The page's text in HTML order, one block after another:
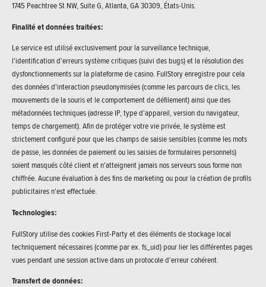
1745 Peachtree St NW, Suite G, Atlanta, GA 30309, États-Unis.
Finalité et données traitées:
Le service est utilisé exclusivement pour la surveillance technique,
l'identification d'erreurs système critiques (suivi des bugs) et la résolution des
dysfonctionnements sur la plateforme de casino. FullStory enregistre pour cela
des données d'interaction pseudonymisées (comme les parcours de clics, les
mouvements de la souris et le comportement de défilement) ainsi que des
métadonnées techniques (adresse IP, type d'appareil, version du navigateur,
temps de chargement). Afin de protéger votre vie privée, le système est
strictement configuré pour que les champs de saisie sensibles (comme les mots
de passe, les données de paiement ou les saisies de formulaires personnels)
soient masqués côté client et n'atteignent jamais nos serveurs sous forme non
chiffrée. Aucune évaluation à des fins de marketing ou pour la création de profils
publicitaires n'est effectuée.
Technologies:
FullStory utilise des cookies First-Party et des éléments de stockage local
techniquement nécessaires (comme par ex. fs_uid) pour lier les différentes pages
vues pendant une session active dans un protocole d'erreur cohérent.
Transfert de données: